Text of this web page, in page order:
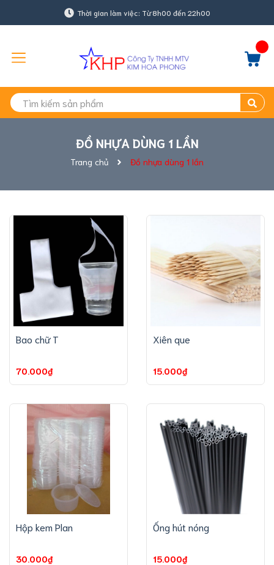
Thời gian làm việc: Từ 8h00 đến 22h00
ĐỒ NHỰA DÙNG 1 LẦN
Trang chủ Đồ nhựa dùng 1 lần
Bao chữ T
70.000₫
Xiên que
15.000₫
Hộp kem Plan
30.000₫
Ống hút nóng
15.000₫